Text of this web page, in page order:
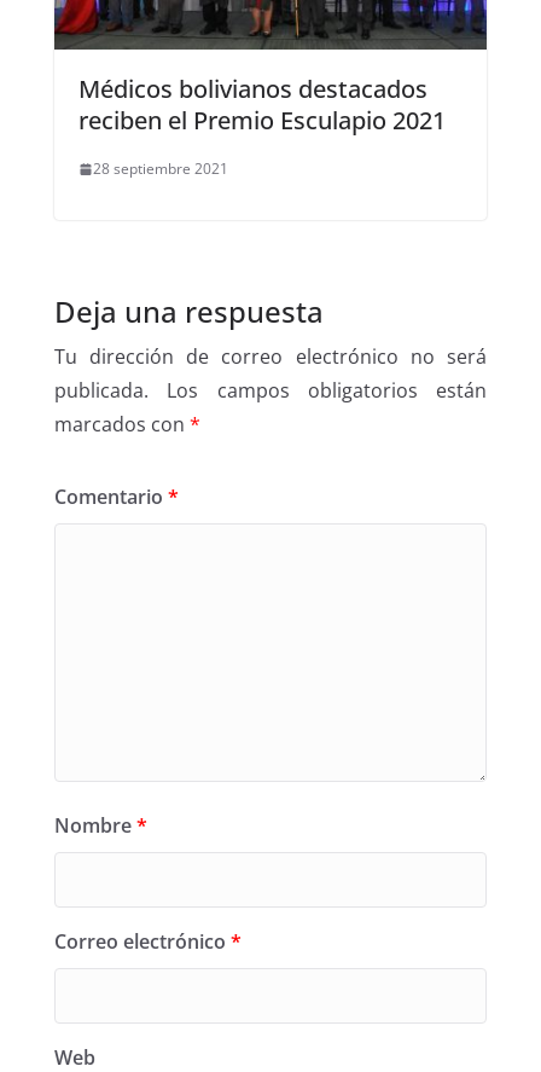
Médicos bolivianos destacados
reciben el Premio Esculapio 2021
28 septiembre 2021
Deja una respuesta
Tu dirección de correo electrónico no será
publicada.
Los campos obligatorios están
marcados con *
Comentario *
Nombre*
Correo electrónico *
Web